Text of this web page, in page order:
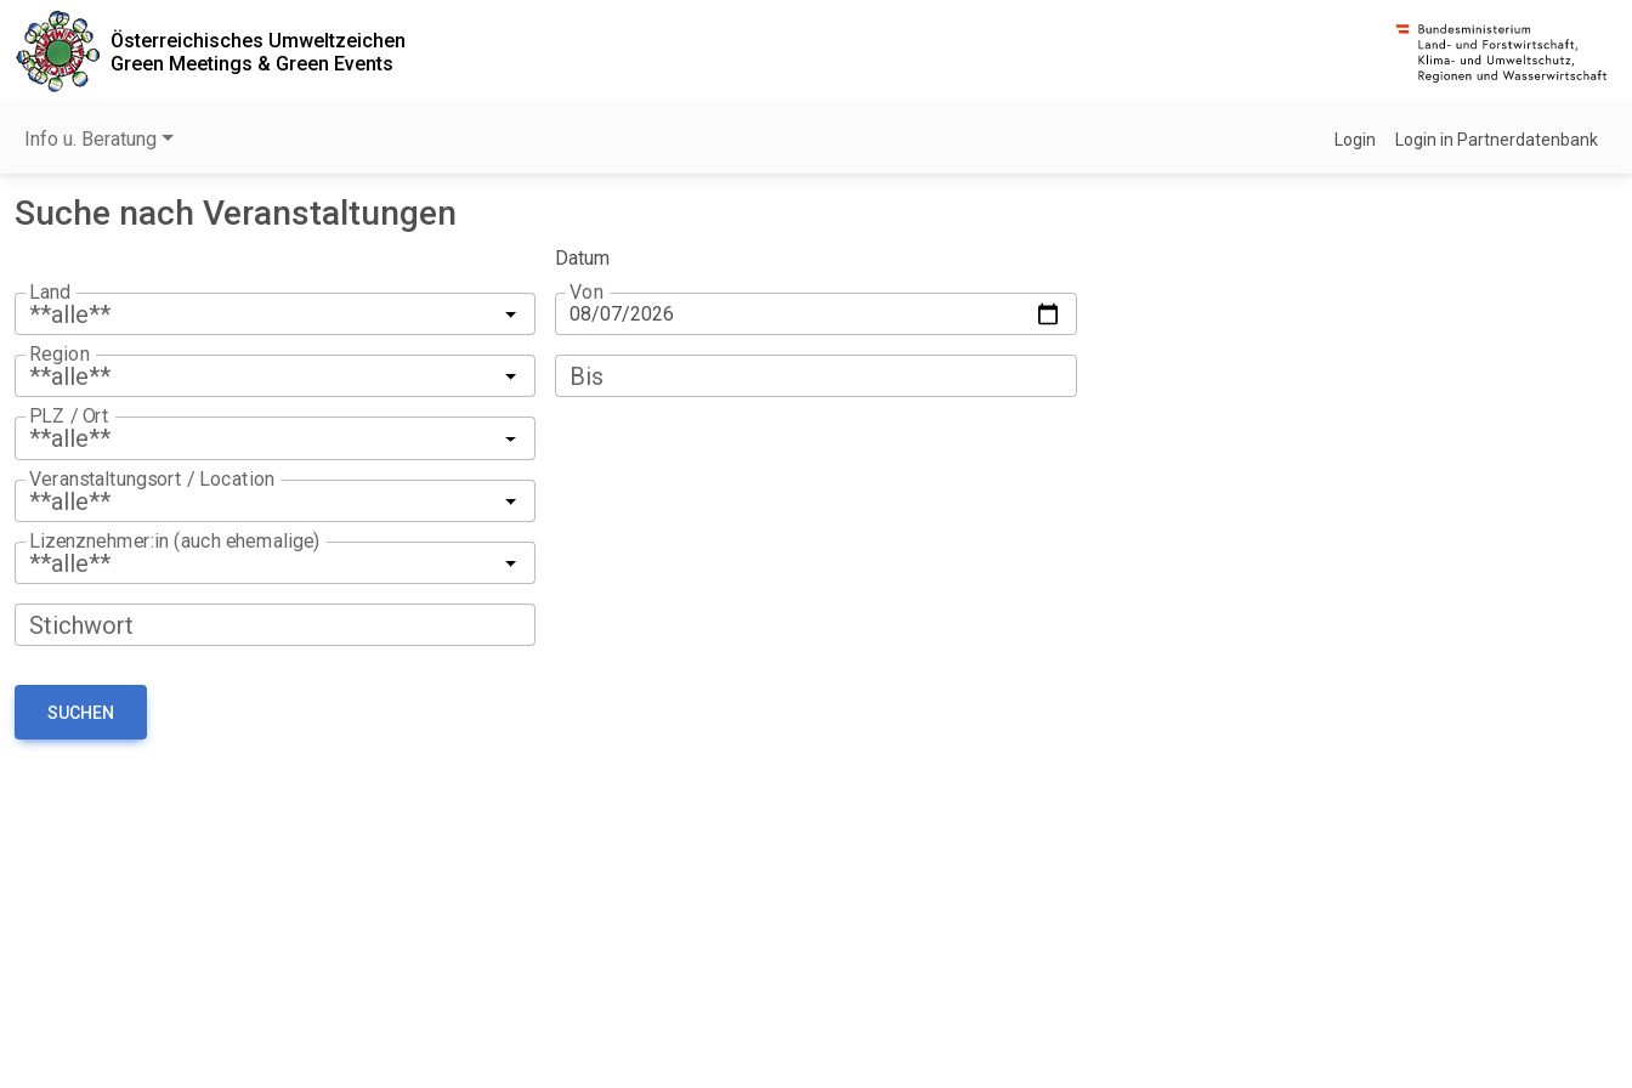
Österreichisches Umweltzeichen
Green Meetings & Green Events
Info u. Beratung Login Login in Partnerdatenbank
Suche nach Veranstaltungen
Land
**alle**
Region
**alle**
PLZ / Ort
**alle**
Veranstaltungsort / Location
**alle**
Lizenznehmer:in (auch ehemalige)
**alle**
Stichwort
Datum
Von
Bis